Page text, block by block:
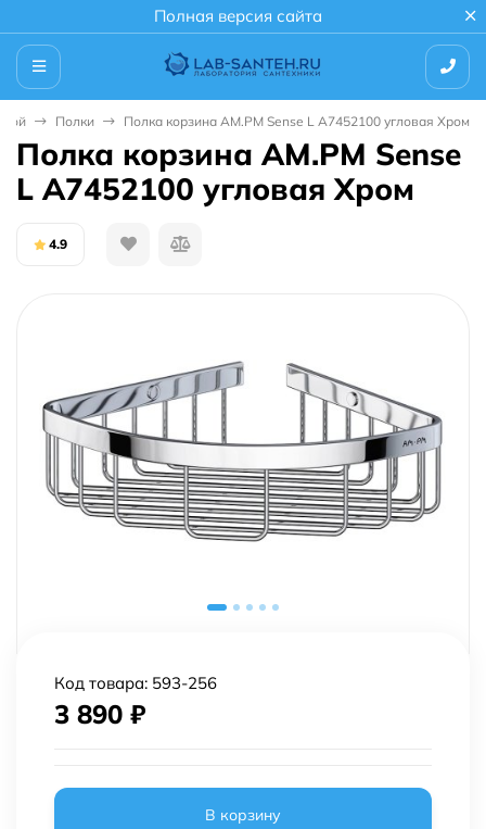
Полная версия сайта
Полки Полка корзина AM.PM Sense L A7452100 угловая Хром
Полка корзина AM.PM Sense
L A7452100 угловая Хром
4.9
Код товара: 593-256
3 890 ₽
В корзину